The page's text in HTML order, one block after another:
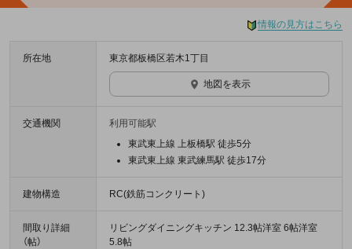
情報の見方はこちら
所在地 東京都板橋区若木1丁目
地図を表示
交通機関
利用可能駅
東武東上線 上板橋駅 徒歩5分
東武東上線 東武練馬駅 徒歩17分
建物構造 RC(鉄筋コンクリート)
間取り詳細
（帖）
リビングダイニングキッチン 12.3帖洋室 6帖洋室
5.8帖